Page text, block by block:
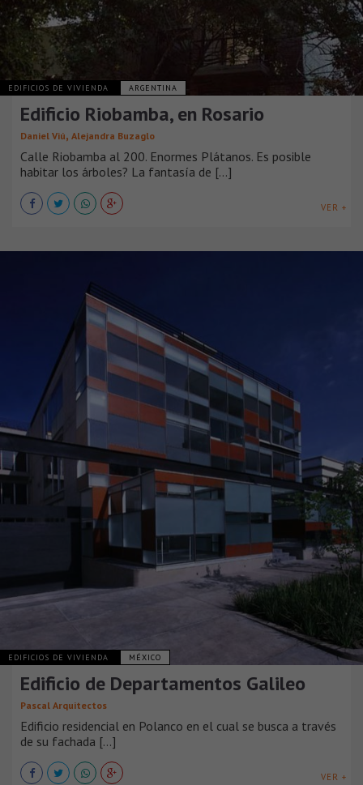
EDIFICIOS DE VIVIENDA ARGENTINA
Edificio Riobamba, en Rosario
Daniel Viú, Alejandra Buzaglo
Calle Riobamba al 200. Enormes Plátanos. Es posible
habitar los árboles? La fantasía de [...]
VER +
EDIFICIOS DE VIVIENDA MÉXICO
Edificio de Departamentos Galileo
Pascal Arquitectos
Edificio residencial en Polanco en el cual se busca a través
de su fachada [...]
VER +